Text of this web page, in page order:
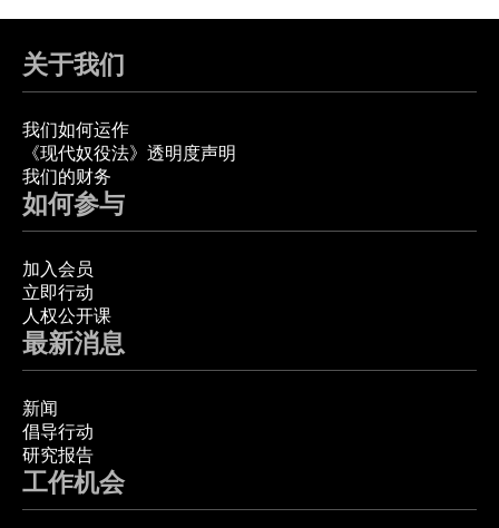
关于我们
我们如何运作
《现代奴役法》透明度声明
我们的财务
如何参与
加入会员
立即行动
人权公开课
最新消息
新闻
倡导行动
研究报告
工作机会